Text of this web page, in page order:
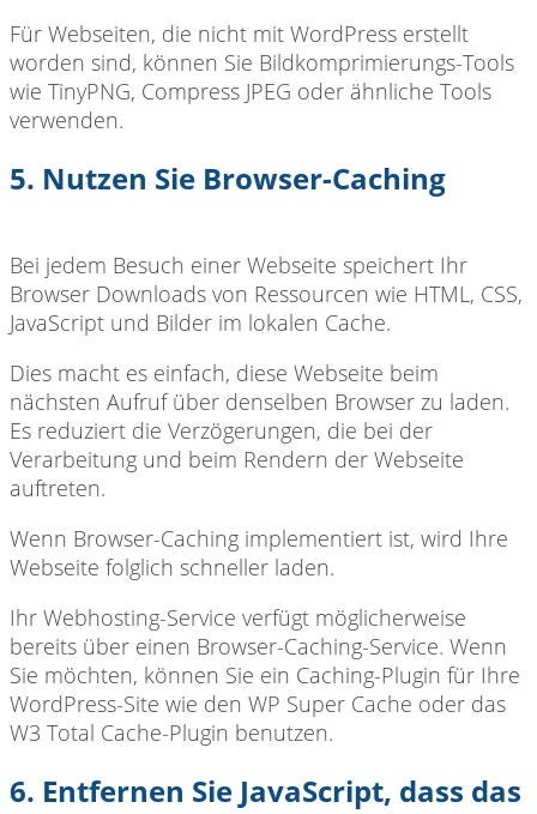
Für Webseiten, die nicht mit WordPress erstellt
worden sind, können Sie Bildkomprimierungs-Tools
wie TinyPNG, Compress JPEG oder ähnliche Tools
verwenden.
5. Nutzen Sie Browser-Caching
Bei jedem Besuch einer Webseite speichert Ihr
Browser Downloads von Ressourcen wie HTML, CSS,
JavaScript und Bilder im lokalen Cache.
Dies macht es einfach, diese Webseite beim
nächsten Aufruf über denselben Browser zu laden.
Es reduziert die Verzögerungen, die bei der
Verarbeitung und beim Rendern der Webseite
auftreten.
Wenn Browser-Caching implementiert ist, wird Ihre
Webseite folglich schneller laden.
Ihr Webhosting-Service verfügt möglicherweise
bereits über einen Browser-Caching-Service. Wenn
Sie möchten, können Sie ein Caching-Plugin für Ihre
WordPress-Site wie den WP Super Cache oder das
W3 Total Cache-Plugin benutzen.
6. Entfernen Sie JavaScript, dass das